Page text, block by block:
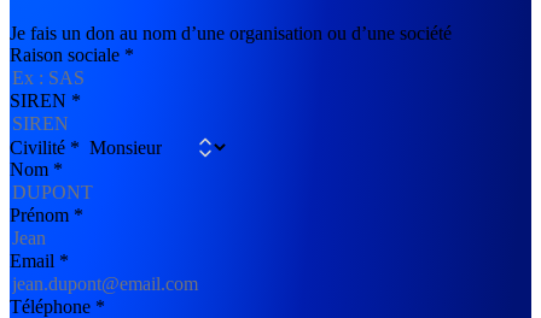
Je fais un don au nom d’une organisation ou d’une société
Raison sociale *
SIREN *
Civilité *
Nom *
Prénom *
Email *
Téléphone *